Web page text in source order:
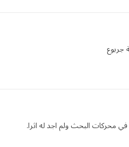
جربوع
محركات البحث ولم اجد له اثرا.